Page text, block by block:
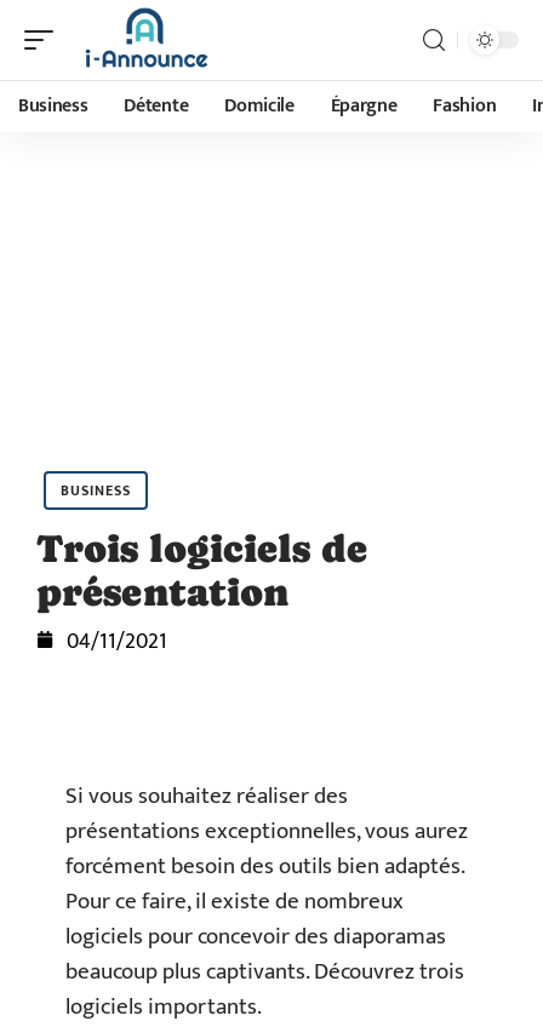
Business Détente Domicile Épargne Fashion
BUSINESS
Trois logiciels de
présentation
04/11/2021
Si vous souhaitez réaliser des
présentations exceptionnelles, vous aurez
forcément besoin des outils bien adaptés.
Pour ce faire, il existe de nombreux
logiciels pour concevoir des diaporamas
beaucoup plus captivants. Découvrez trois
logiciels importants.